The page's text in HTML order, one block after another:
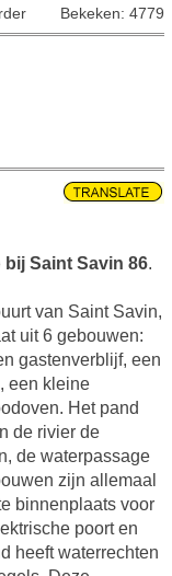
Bekeken: 4779
Saint Savin 86.
van Saint Savin,
uit 6 gebouwen:
gastenverblijf, een
een kleine
Het pand
de rivier de
de waterpassage
zijn allemaal
binnenplaats voor
poort en
heeft waterrechten